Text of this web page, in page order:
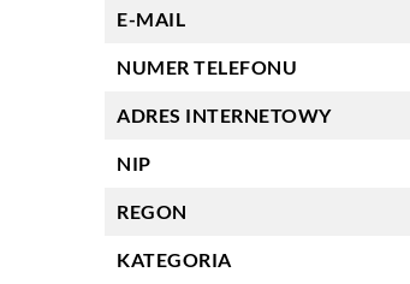
E-MAIL
NUMER TELEFONU
ADRES INTERNETOWY
NIP
REGON
KATEGORIA